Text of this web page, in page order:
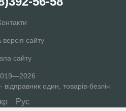
сайту
сайту
один, товарів-безліч
Рус